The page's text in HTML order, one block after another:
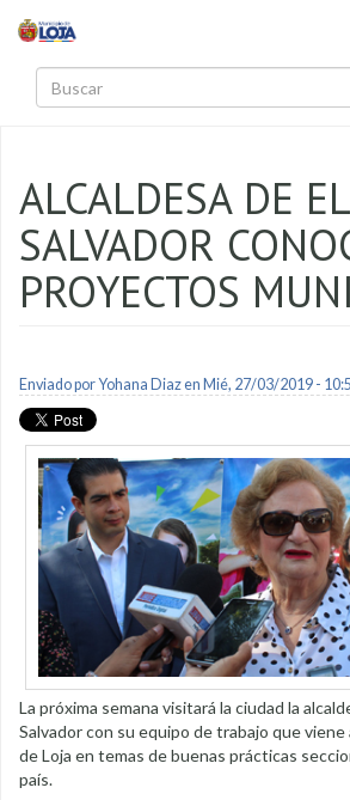
ALCALDESA DE EL
SALVADOR
PROYECTOS
Enviado porYohana Diazen Mié, 27/03/2019 -
La próxima semana visitará la ciudad la
Salvador con su equipo de trabajo que
de Loja en temas de buenas prácticas
país.